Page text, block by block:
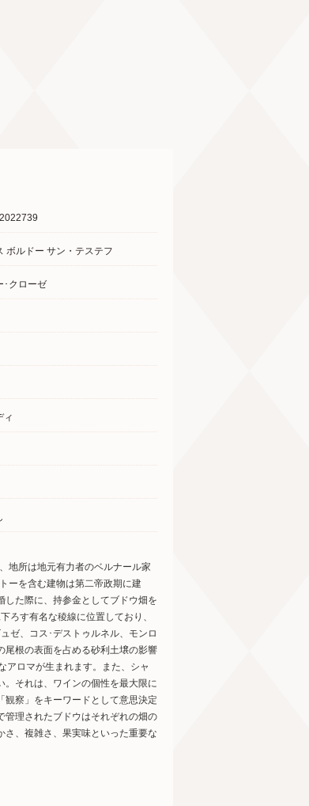
ボルドー サン・テステフ
･クローゼ
ィ
地所は地元有力者のベルナール家
ーを含む建物は第二帝政期に建
した際に、持参金としてブドウ畑を
ろす有名な稜線に位置しており、
ゼ、コス･デストゥルネル、モンロ
尾根の表面を占める砂利土壌の影響
アロマが生まれます。また、シャ
。それは、ワインの個性を最大限に
察」をキーワードとして意思決定
管理されたブドウはそれぞれの畑の
、複雑さ、果実味といった重要な